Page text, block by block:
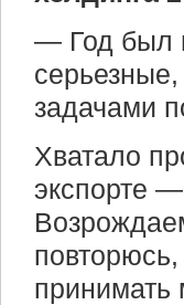
— Год был
задачами
Хватало
экспорте
принимать